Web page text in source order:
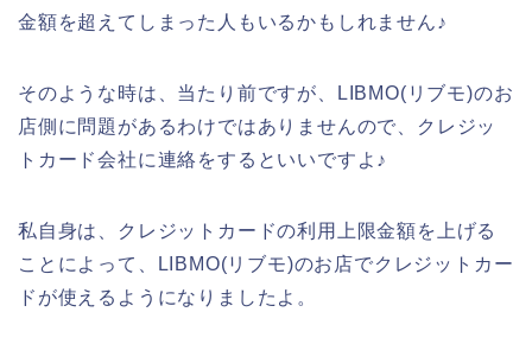
金額を超えてしまった人もいるかもしれません♪
そのような時は、当たり前ですが、LIBMO(リブモ)のお
店側に問題があるわけではありませんので、クレジッ
トカード会社に連絡をするといいですよ♪
私自身は、クレジットカードの利用上限金額を上げる
ことによって、LIBMO(リブモ)のお店でクレジットカー
ドが使えるようになりましたよ。